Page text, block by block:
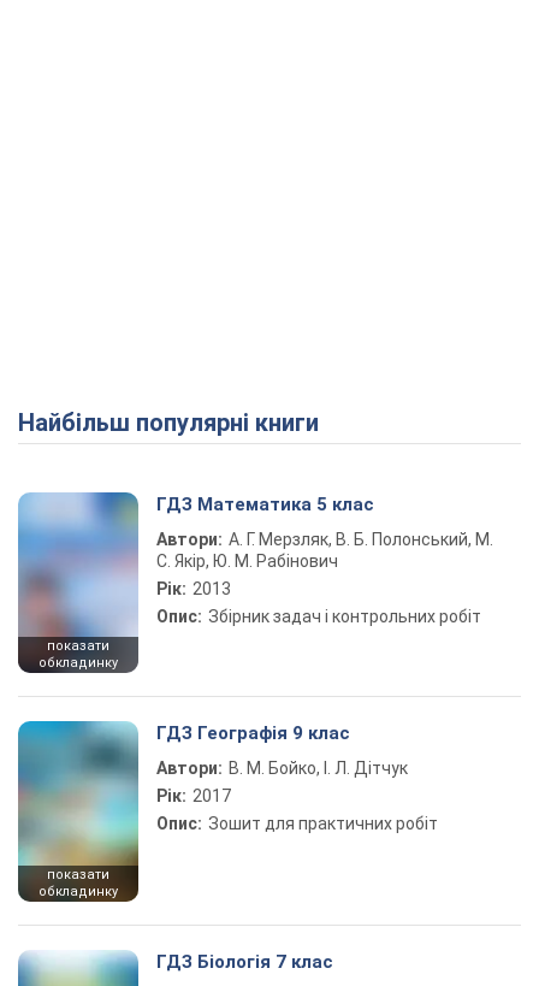
Найбільш популярні книги
показати
обкладинку
ГДЗ Математика 5 клас
Автори: А. Г. Мерзляк, В. Б. Полонський, М.
С. Якір, Ю. М. Рабінович
Рік: 2013
Опис: Збірник задач і контрольних робіт
показати
обкладинку
ГДЗ Географія 9 клас
Автори: В. М. Бойко, І. Л. Дітчук
Рік: 2017
Опис: Зошит для практичних робіт
ГДЗ Біологія 7 клас